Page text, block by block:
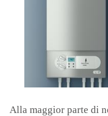
Alla maggior parte di